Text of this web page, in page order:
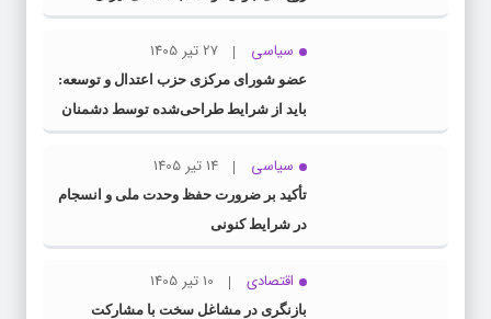
سیاسی 27 تیر 1405
عضو شورای مرکزی حزب اعتدال و توسعه:
باید از شرایط طراحی‌شده توسط دشمنان
عبور کنیم
سیاسی 14 تیر 1405
تأکید بر ضرورت حفظ وحدت ملی و انسجام
در شرایط کنونی
اقتصادی 10 تیر 1405
بازنگری در مشاغل سخت با مشارکت